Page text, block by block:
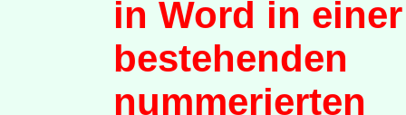
in Word in einer
bestehenden
nummerierten